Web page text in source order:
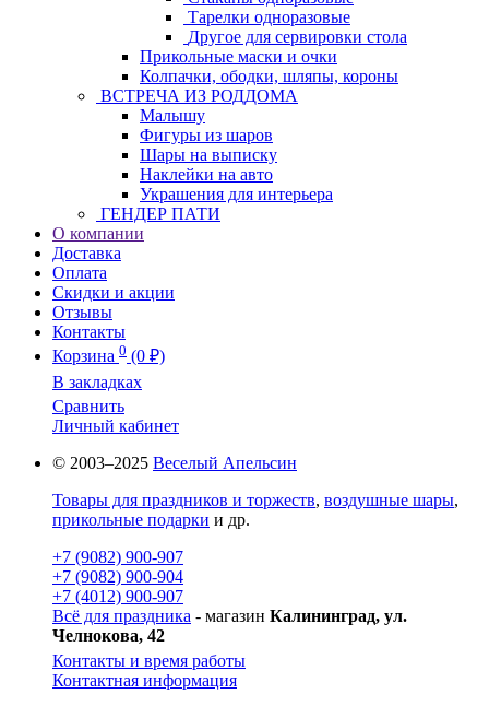
Тарелки одноразовые
Другое для сервировки стола
Прикольные маски и очки
Колпачки, ободки, шляпы, короны
ВСТРЕЧА ИЗ РОДДОМА
Малышу
Фигуры из шаров
Шары на выписку
Наклейки на авто
Украшения для интерьера
ГЕНДЕР ПАТИ
О компании
Доставка
Оплата
Скидки и акции
Отзывы
Контакты
Корзина 0 (0 ₽)
В закладках
Сравнить
Личный кабинет
© 2003–2025 Веселый Апельсин
Товары для праздников и торжеств, воздушные шары,
прикольные подарки и др.
+7 (9082) 900-907
+7 (9082) 900-904
+7 (4012) 900-907
Всё для праздника - магазин Калининград, ул.
Челнокова, 42
Контакты и время работы
Контактная информация